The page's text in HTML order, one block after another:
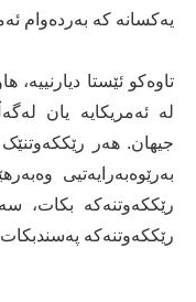
یەکسانە کە بەردەوام
تاوەکو ئێستا دیارنییە،
لە ئەمریکایە یان
جیهان. هەر رێککەوتنێک
بەرێوەبەرایەتیی
رێککەوتنەکە بکات،
رێککەوتنەکە پەسندبکات